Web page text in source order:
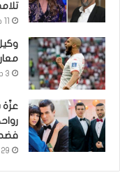
3 ديسمبر 2022
عزّة
29 فبراير 2024